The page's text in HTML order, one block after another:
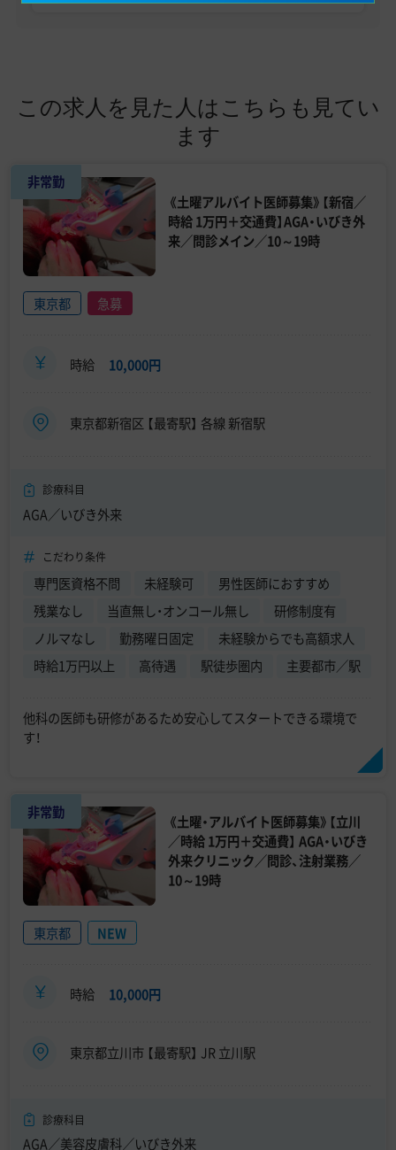
この求人を見た人はこちらも見てい
ます
非常勤
《土曜アルバイト医師募集》【新宿／
時給 1万円＋交通費】AGA・いびき外
来／問診メイン／10～19時
東京都 急募
時給 10,000円
東京都新宿区 【最寄駅】 各線 新宿駅
診療科目
AGA／いびき外来
こだわり条件
専門医資格不問 未経験可
男性医師におすすめ
残業なし
当直無し・オンコール無し
研修制度有
ノルマなし
勤務曜日固定
未経験からでも高額求人
時給1万円以上
高待遇 駅徒歩圏内 主要都市／駅
他科の医師も研修があるため安心してスタートできる環境で
す！
非常勤
《土曜・アルバイト医師募集》【立川
／時給 1万円＋交通費】 AGA・いびき
外来クリニック／問診、注射業務／
10～19時
東京都 NEW
時給 10,000円
東京都立川市 【最寄駅】 JR 立川駅
診療科目
AGA／美容皮膚科／いびき外来